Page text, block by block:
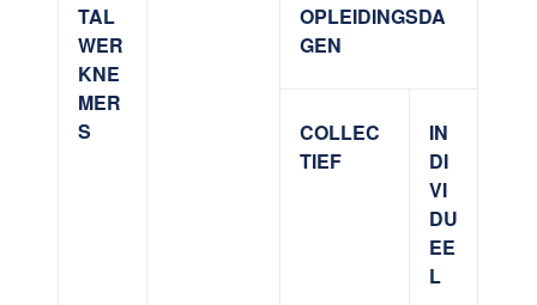
TAL
WER
KNE
MER
S
OPLEIDINGSDA
GEN
COLLEC
TIEF
IN
DI
VI
DU
EE
L